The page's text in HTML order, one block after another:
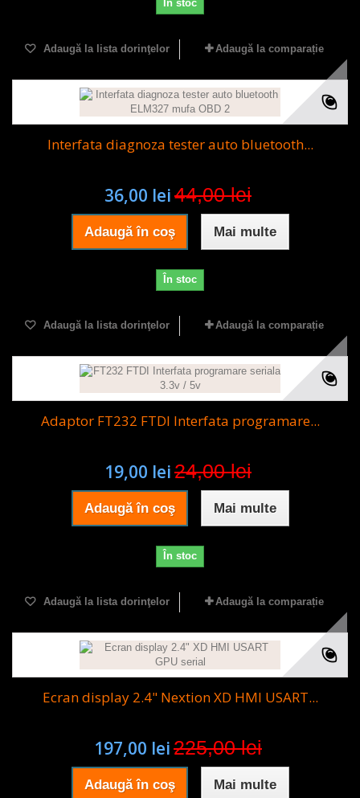
În stoc
Adaugă la lista dorinţelor Adaugă la comparație
Interfata diagnoza tester auto bluetooth...
36,00 lei44,00 lei
Adaugă în coş Mai multe
În stoc
Adaugă la lista dorinţelor Adaugă la comparație
Adaptor FT232 FTDI Interfata programare...
19,00 lei24,00 lei
Adaugă în coş Mai multe
În stoc
Adaugă la lista dorinţelor Adaugă la comparație
Ecran display 2.4" Nextion XD HMI USART...
197,00 lei225,00 lei
Adaugă în coş Mai multe